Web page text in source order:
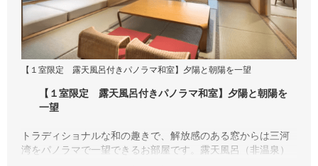
【１室限定 露天風呂付きパノラマ和室】夕陽と朝陽を一望
【１室限定 露天風呂付きパノラマ和室】夕陽と朝陽を
一望
トラディショナルな和の趣きで、解放感のある窓からは三河
湾をパノラマで一望できるお部屋です。露天風呂（非温泉）